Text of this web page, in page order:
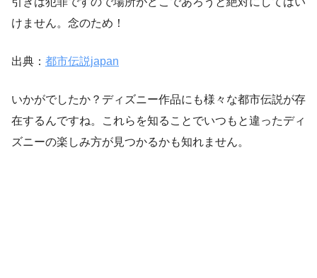
けません。念のため！
出典： 都市伝説japan
いかがでしたか？ディズニー作品にも様々な都市伝説が存
在するんですね。これらを知ることでいつもと違ったディ
ズニーの楽しみ方が見つかるかも知れません。